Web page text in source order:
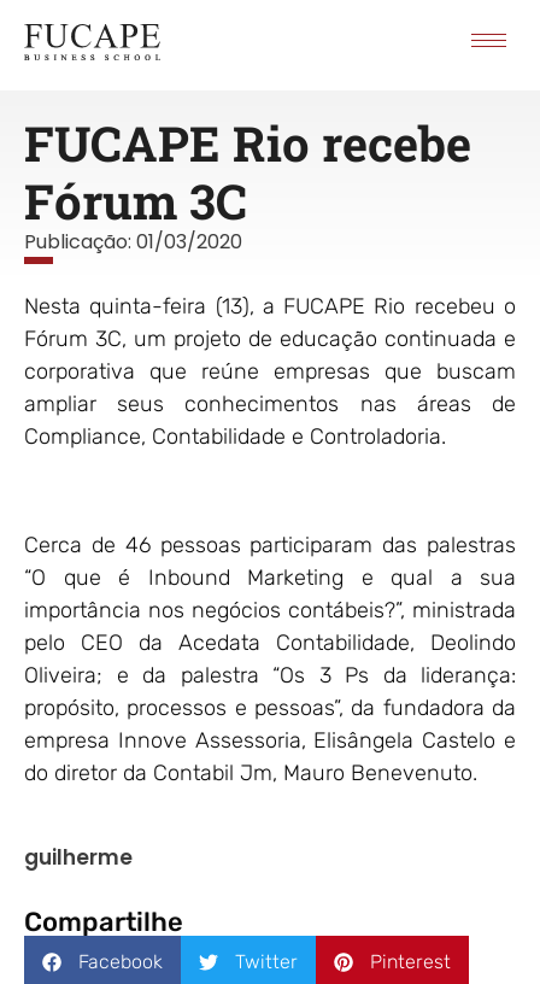
FUCAPE Rio recebe
Fórum 3C
Publicação: 01/03/2020
Nesta quinta-feira (13), a FUCAPE Rio recebeu o
Fórum 3C, um projeto de educação continuada e
corporativa que reúne empresas que buscam
ampliar seus conhecimentos nas áreas de
Compliance, Contabilidade e Controladoria.
Cerca de 46 pessoas participaram das palestras
“O que é Inbound Marketing e qual a sua
importância nos negócios contábeis?”, ministrada
pelo CEO da Acedata Contabilidade, Deolindo
Oliveira; e da palestra “Os 3 Ps da liderança:
propósito, processos e pessoas”, da fundadora da
empresa Innove Assessoria, Elisângela Castelo e
do diretor da Contabil Jm, Mauro Benevenuto.
guilherme
Compartilhe
Facebook Twitter Pinterest